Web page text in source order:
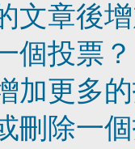
文章後
個投票？
加更多
刪除一